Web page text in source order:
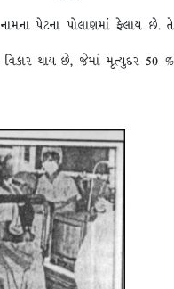
પેટના પોલાણમાં ફેલાય છે. તે
વિકાર થાય છે, જેમાં મૃત્યુદર 50 %